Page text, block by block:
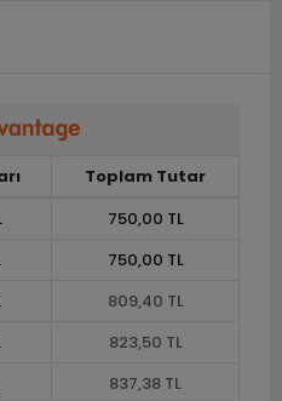
Toplam Tutar
750,00 TL
750,00 TL
809,40 TL
823,50 TL
837,38 TL